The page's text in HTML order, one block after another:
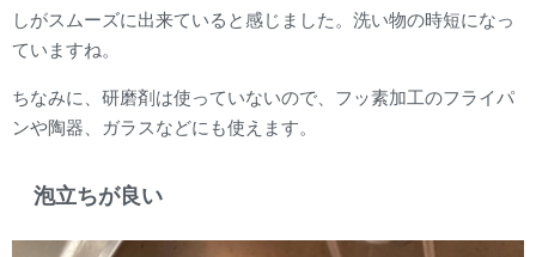
しがスムーズに出来ていると感じました。洗い物の時短になっ
ていますね。
ちなみに、研磨剤は使っていないので、フッ素加工のフライパ
ンや陶器、ガラスなどにも使えます。
泡立ちが良い